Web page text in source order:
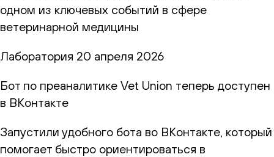
одном из ключевых событий в сфере
ветеринарной медицины
Лаборатория 20 апреля 2026
Бот по преаналитике Vet Union теперь доступен
в ВКонтакте
Запустили удобного бота во ВКонтакте, который
помогает быстро ориентироваться в